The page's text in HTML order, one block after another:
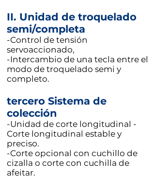
II. Unidad de troquelado
semi/completa
-Control de tensión
servoaccionado,
-Intercambio de una tecla entre el
modo de troquelado semi y
completo.
tercero Sistema de
colección
-Unidad de corte longitudinal -
Corte longitudinal estable y
preciso.
-Corte opcional con cuchillo de
cizalla o corte con cuchilla de
afeitar.